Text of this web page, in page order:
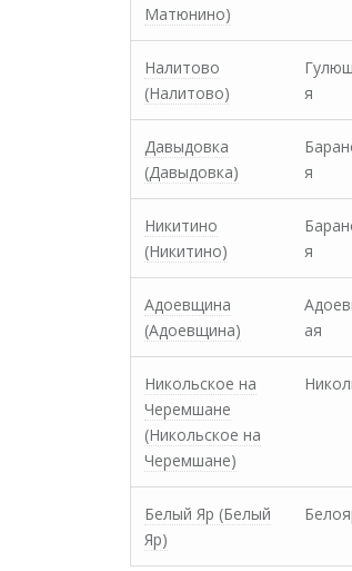
Матюнино)
Налитово
(Hалитово)
я
Давыдовка
(Давыдовка)
я
Никитино
(Никитино)
я
Адоевщина
(Адоевщина)
ая
Никольское на
Черемшане
(Никольское на
Черемшане)
Белый Яр (Белый
Яр)